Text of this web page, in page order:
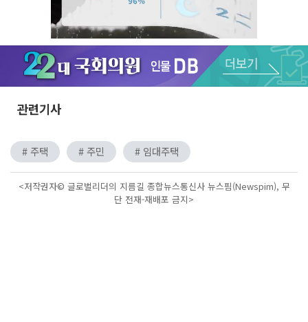
Unmute
관련기사
# 주택 # 주민 # 임대주택
<저작권자© 글로벌리더의 지름길 종합뉴스통신사 뉴스핌(Newspim), 무
단 전재-재배포 금지>